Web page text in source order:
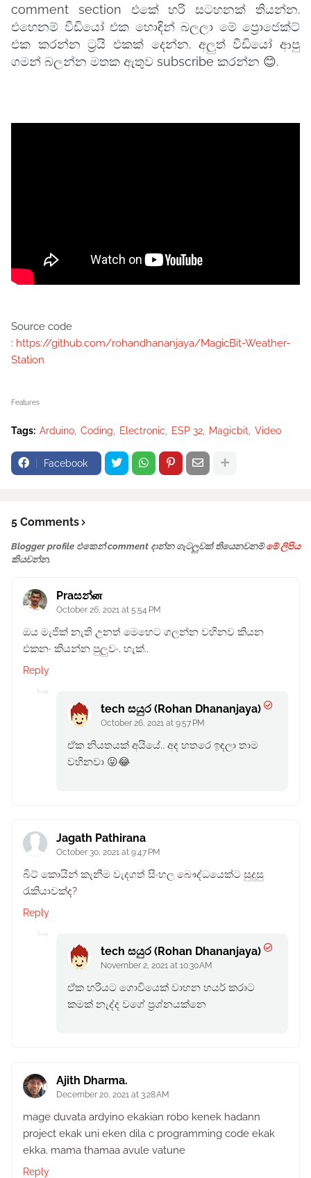
comment section එකේ හරි සටහනක් තියන්න.
එහෙනම් වීඩියෝ එක හොඳින් බලලා මේ ප්‍රොජෙක්ට්
එක කරන්න ට්‍රයි එකක් දෙන්න. අලුත් වීඩියෝ ආපු
ගමන් බලන්න මතක ඇතුව subscribe කරන්න 😊.
Source code
: https://github.com/rohandhananjaya/MagicBit-Weather-
Station
Features
Tags: Arduino Coding Electronic ESP 32 Magicbit Video
Facebook
5 Comments
Blogger profile එකෙන් comment දාන්න ගැටලුවක් තියෙනවනම්මේ ලිපිය
කියවන්න.
Praසන්ன
October 26, 2021 at 5:54 PM
ඔය මැජික් නැති උනත් මෙහෙට ගලන්න වහිනව කියන
එකනං කියන්න පුලුවං. හැක්..
Reply
tech සයුර (Rohan Dhananjaya)
October 26, 2021 at 9:57 PM
ඒක නියතයක් අයියේ.. අද හතරෙ ඉඳලා තාම
වහිනවා 😛😂
Jagath Pathirana
October 30, 2021 at 9:47 PM
බිට් කොයින් කැනීම වැදගත් සිංහල බෞද්ධයෙක්ට සුදුසු
රැකියාවක්ද?
Reply
tech සයුර (Rohan Dhananjaya)
November 2, 2021 at 10:30 AM
ඒක හරියට ගොවියෙක් වාහන හයර් කරාට
කමක් නැද්ද වගේ ප්‍රශ්නයක්නෙ
Ajith Dharma.
December 20, 2021 at 3:28 AM
mage duvata ardyino ekakian robo kenek hadann
project ekak uni eken dila c programming code ekak
ekka. mama thamaa avule vatune
Reply